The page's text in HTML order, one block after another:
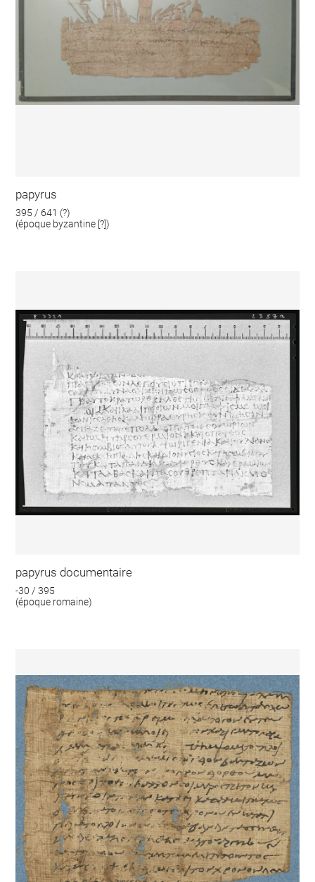
papyrus
395 / 641 (?)
(époque byzantine [?])
papyrus documentaire
-30 / 395
(époque romaine)